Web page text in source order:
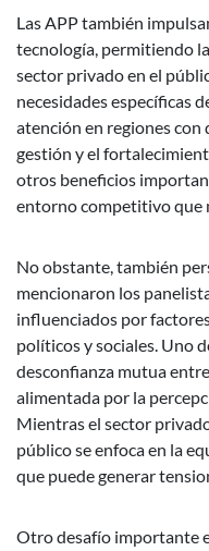
Las APP también
tecnología, permitiendo
sector privado en el
necesidades específicas
atención en regiones con
gestión y el
otros beneficios
entorno competitivo que
No obstante, también
mencionaron los
influenciados por
políticos y sociales. Uno
desconfianza mutua
alimentada por la
Mientras el sector
público se enfoca en la
que puede generar
Otro desafío importante